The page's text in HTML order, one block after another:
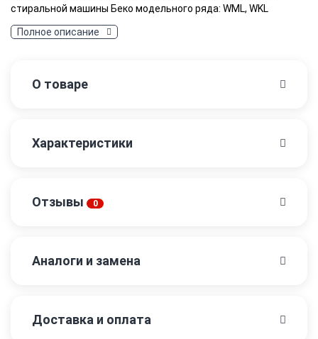
стиральной машины Беко модельного ряда: WML, WKL
Полное описание
О товаре
Характеристики
Отзывы 0
Аналоги и замена
Доставка и оплата